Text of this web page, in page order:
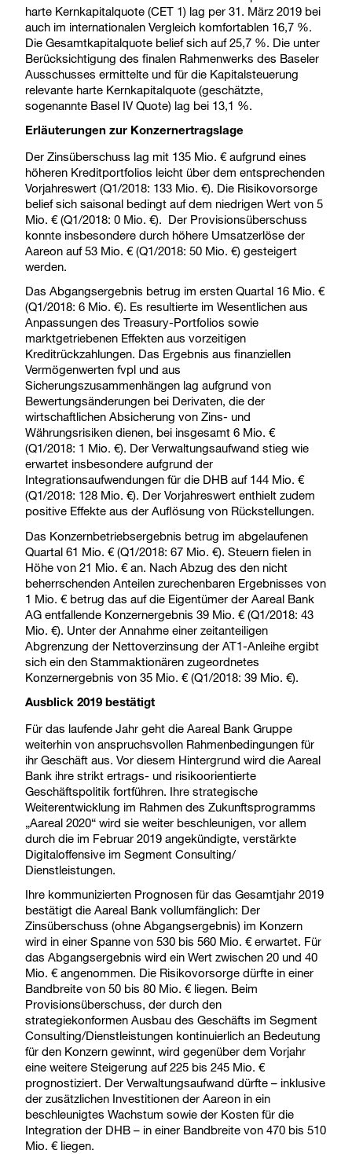
harte Kernkapitalquote (CET 1) lag per 31. März 2019 bei
auch im internationalen Vergleich komfortablen 16,7 %.
Die Gesamtkapitalquote belief sich auf 25,7 %. Die unter
Berücksichtigung des finalen Rahmenwerks des Baseler
Ausschusses ermittelte und für die Kapitalsteuerung
relevante harte Kernkapitalquote (geschätzte,
sogenannte Basel IV Quote) lag bei 13,1 %.
Erläuterungen zur Konzernertragslage
Der Zinsüberschuss lag mit 135 Mio. € aufgrund eines
höheren Kreditportfolios leicht über dem entsprechenden
Vorjahreswert (Q1/2018: 133 Mio. €). Die Risikovorsorge
belief sich saisonal bedingt auf dem niedrigen Wert von 5
Mio. € (Q1/2018: 0 Mio. €). Der Provisionsüberschuss
konnte insbesondere durch höhere Umsatzerlöse der
Aareon auf 53 Mio. € (Q1/2018: 50 Mio. €) gesteigert
werden.
Das Abgangsergebnis betrug im ersten Quartal 16 Mio. €
(Q1/2018: 6 Mio. €). Es resultierte im Wesentlichen aus
Anpassungen des Treasury-Portfolios sowie
marktgetriebenen Effekten aus vorzeitigen
Kreditrückzahlungen. Das Ergebnis aus finanziellen
Vermögenwerten fvpl und aus
Sicherungszusammenhängen lag aufgrund von
Bewertungsänderungen bei Derivaten, die der
wirtschaftlichen Absicherung von Zins- und
Währungsrisiken dienen, bei insgesamt 6 Mio. €
(Q1/2018: 1 Mio. €). Der Verwaltungsaufwand stieg wie
erwartet insbesondere aufgrund der
Integrationsaufwendungen für die DHB auf 144 Mio. €
(Q1/2018: 128 Mio. €). Der Vorjahreswert enthielt zudem
positive Effekte aus der Auflösung von Rückstellungen.
Das Konzernbetriebsergebnis betrug im abgelaufenen
Quartal 61 Mio. € (Q1/2018: 67 Mio. €). Steuern fielen in
Höhe von 21 Mio. € an. Nach Abzug des den nicht
beherrschenden Anteilen zurechenbaren Ergebnisses von
1 Mio. € betrug das auf die Eigentümer der Aareal Bank
AG entfallende Konzernergebnis 39 Mio. € (Q1/2018: 43
Mio. €). Unter der Annahme einer zeitanteiligen
Abgrenzung der Nettoverzinsung der AT1-Anleihe ergibt
sich ein den Stammaktionären zugeordnetes
Konzernergebnis von 35 Mio. € (Q1/2018: 39 Mio. €).
Ausblick 2019 bestätigt
Für das laufende Jahr geht die Aareal Bank Gruppe
weiterhin von anspruchsvollen Rahmenbedingungen für
ihr Geschäft aus. Vor diesem Hintergrund wird die Aareal
Bank ihre strikt ertrags- und risikoorientierte
Geschäftspolitik fortführen. Ihre strategische
Weiterentwicklung im Rahmen des Zukunftsprogramms
„Aareal 2020“ wird sie weiter beschleunigen, vor allem
durch die im Februar 2019 angekündigte, verstärkte
Digitaloffensive im Segment Consulting/
Dienstleistungen.
Ihre kommunizierten Prognosen für das Gesamtjahr 2019
bestätigt die Aareal Bank vollumfänglich: Der
Zinsüberschuss (ohne Abgangsergebnis) im Konzern
wird in einer Spanne von 530 bis 560 Mio. € erwartet. Für
das Abgangsergebnis wird ein Wert zwischen 20 und 40
Mio. € angenommen. Die Risikovorsorge dürfte in einer
Bandbreite von 50 bis 80 Mio. € liegen. Beim
Provisionsüberschuss, der durch den
strategiekonformen Ausbau des Geschäfts im Segment
Consulting/Dienstleistungen kontinuierlich an Bedeutung
für den Konzern gewinnt, wird gegenüber dem Vorjahr
eine weitere Steigerung auf 225 bis 245 Mio. €
prognostiziert. Der Verwaltungsaufwand dürfte – inklusive
der zusätzlichen Investitionen der Aareon in ein
beschleunigtes Wachstum sowie der Kosten für die
Integration der DHB – in einer Bandbreite von 470 bis 510
Mio. € liegen.